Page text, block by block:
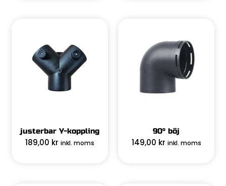
justerbar Y-koppling
189,00 kr inkl. moms
90° böj
149,00 kr inkl. moms